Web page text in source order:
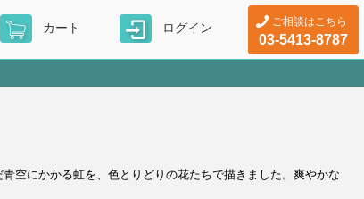
ご相談はこちら
03-5413-8787
カート ログイン
空にかかる虹を、色とりどりの花たちで描きました。爽やかな